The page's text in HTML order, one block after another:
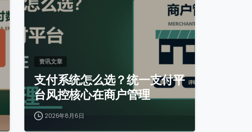
资讯文章
支付系统怎么选？统一支付平
台风控核心在商户管理
2026年8月6日